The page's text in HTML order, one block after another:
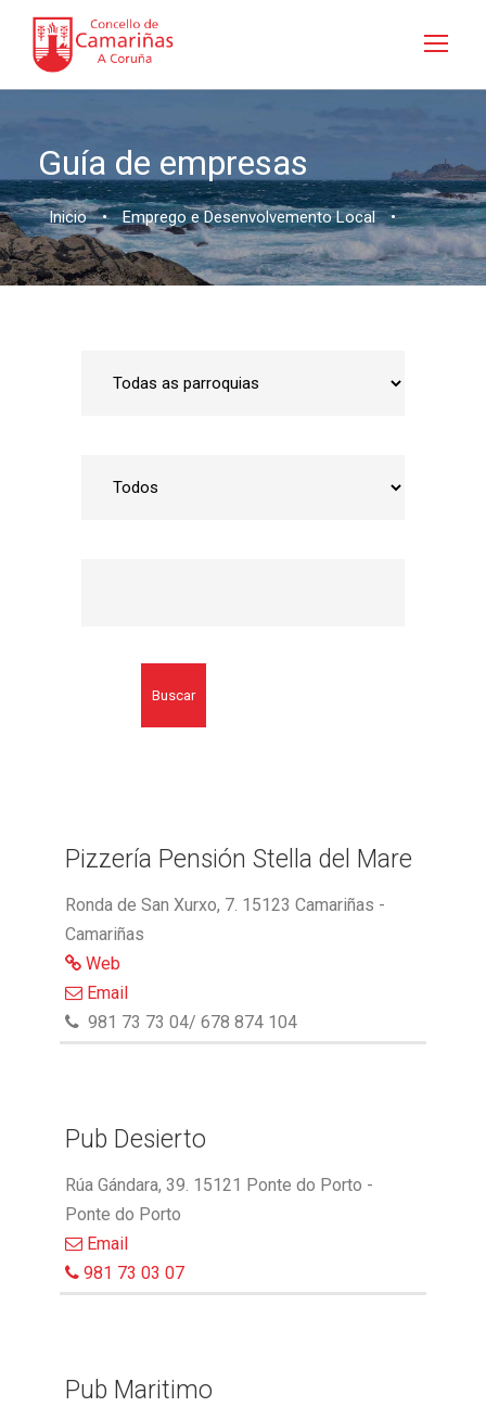
Guía de empresas
Inicio • Emprego e Desenvolvemento Local •
Buscar
Pizzería Pensión Stella del Mare
Ronda de San Xurxo, 7. 15123 Camariñas -
Camariñas
Web
Email
981 73 73 04/ 678 874 104
Pub Desierto
Rúa Gándara, 39. 15121 Ponte do Porto -
Ponte do Porto
Email
981 73 03 07
Pub Maritimo